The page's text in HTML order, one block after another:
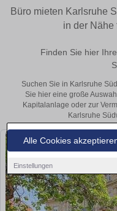
Alle Cookies
Einstellungen
Büro mieten Karlsruhe
in der Nähe
Finden Sie hier
Suchen Sie in Karlsruhe
Sie hier eine große
Kapitalanlage oder zur
Karlsruhe